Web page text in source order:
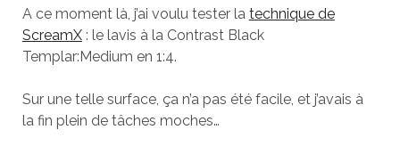
A ce moment là, j’ai voulu tester la technique de
ScreamX: le lavis à la Contrast Black
Templar:Medium en 1:4.
Sur une telle surface, ça n’a pas été facile, et j’avais à
la fin plein de tâches moches…